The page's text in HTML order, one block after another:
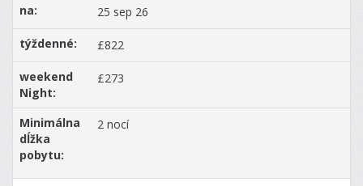
25 sep 26
£822
£273
2 nocí